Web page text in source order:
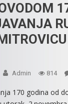
Admin 814
170 godina od